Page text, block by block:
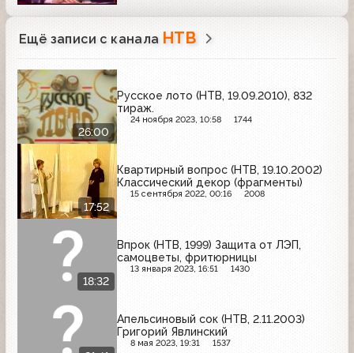
Ещё записи с канала НТВ
26:00
Русское лото (НТВ, 19.09.2010), 832
тираж.
24 ноября 2023, 10:58 1744
17:52
Квартирный вопрос (НТВ, 19.10.2002)
Классический декор (фрагменты)
15 сентября 2022, 00:16 2008
18:32
Впрок (НТВ, 1999) Защита от ЛЭП,
самоцветы, фритюрницы
13 января 2023, 16:51 1430
Апельсиновый сок (НТВ, 2.11.2003)
Григорий Явлинский
8 мая 2023, 19:31 1537